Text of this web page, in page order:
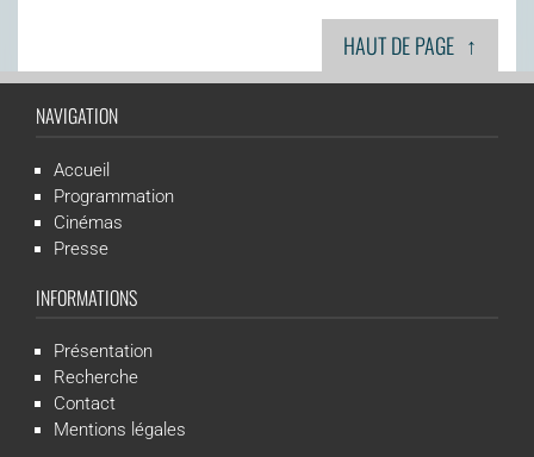
HAUT DE PAGE ↑
NAVIGATION
Accueil
Programmation
Cinémas
Presse
INFORMATIONS
Présentation
Recherche
Contact
Mentions légales